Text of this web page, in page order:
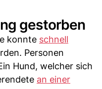
gestorben
konnte schnell
Personen
Hund, welcher sich
an einer